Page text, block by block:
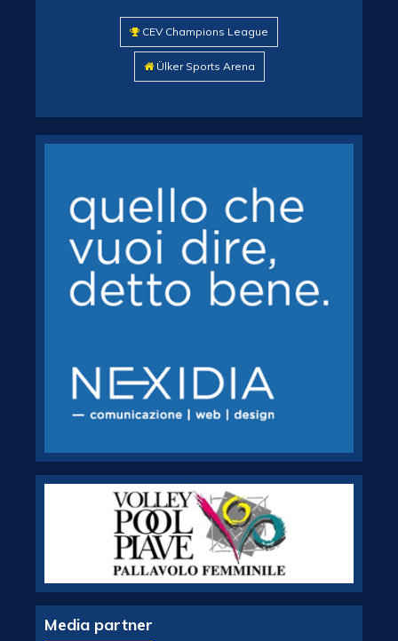
CEV Champions League
Ülker Sports Arena
Media partner